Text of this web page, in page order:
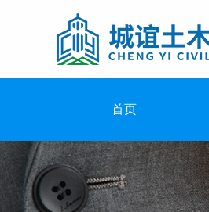
首页